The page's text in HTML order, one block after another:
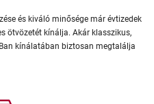
és kiváló minősége már évtizedek
ötvözetét kínálja. Akár klasszikus,
kínálatában biztosan megtalálja